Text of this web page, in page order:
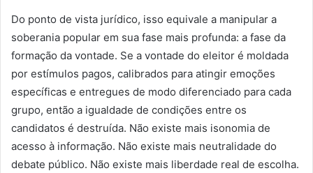
Do ponto de vista jurídico, isso equivale a manipular a
soberania popular em sua fase mais profunda: a fase da
formação da vontade. Se a vontade do eleitor é moldada
por estímulos pagos, calibrados para atingir emoções
específicas e entregues de modo diferenciado para cada
grupo, então a igualdade de condições entre os
candidatos é destruída. Não existe mais isonomia de
acesso à informação. Não existe mais neutralidade do
debate público. Não existe mais liberdade real de escolha.